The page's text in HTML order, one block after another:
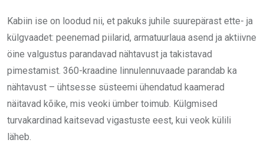
Kabiin ise on loodud nii, et pakuks juhile suurepärast ette- ja
külgvaadet: peenemad piilarid, armatuurlaua asend ja aktiivne
öine valgustus parandavad nähtavust ja takistavad
pimestamist. 360-kraadine linnulennuvaade parandab ka
nähtavust – ühtsesse süsteemi ühendatud kaamerad
näitavad kõike, mis veoki ümber toimub. Külgmised
turvakardinad kaitsevad vigastuste eest, kui veok külili
läheb.